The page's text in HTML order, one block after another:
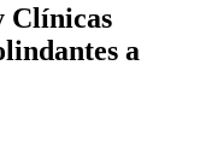
Clínicas
a